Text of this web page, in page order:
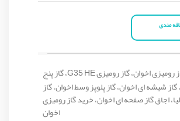
مندی
گاز رومیزی اخوان، گاز رومیزی G35 HE، گاز پنج
شیشه ای اخوان، گاز پلوپز وسط اخوان، گاز
اجاق گاز صفحه ای اخوان، خرید گاز رومیزی
اخوان